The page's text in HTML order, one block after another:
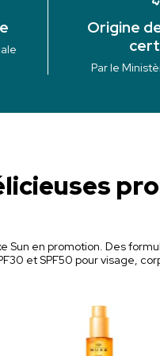
Origine
Par le
Sun en promotion. Des
et SPF50 pour visage,